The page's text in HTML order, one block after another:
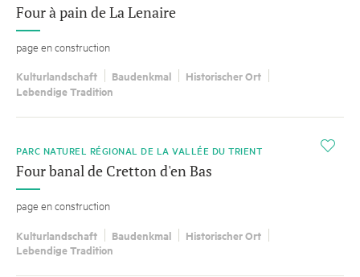
Four à pain de La Lenaire
page en construction
Kulturlandschaft Baudenkmal
Historischer Ort
Lebendige Tradition
i
PARC NATUREL RÉGIONAL DE LA VALLÉE DU TRIENT
Four banal de Cretton d'en Bas
page en construction
Kulturlandschaft Baudenkmal
Historischer Ort
Lebendige Tradition